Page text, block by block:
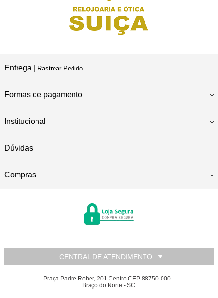
Entrega | Rastrear Pedido
Formas de pagamento
Institucional
Dúvidas
Compras
CENTRAL DE ATENDIMENTO
Praça Padre Roher, 201 Centro CEP 88750-000 -
Braço do Norte - SC